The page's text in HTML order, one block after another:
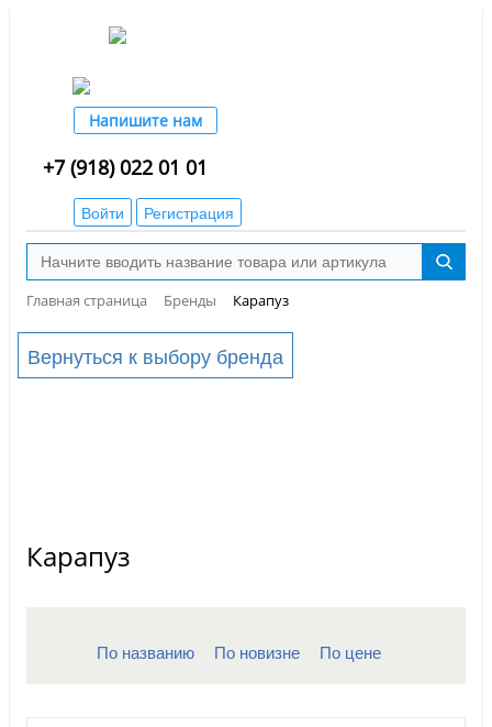
Напишите нам
+7 (918) 022 01 01
Войти Регистрация
Главная страница Бренды Карапуз
Вернуться к выбору бренда
Карапуз
По названию По новизне По цене